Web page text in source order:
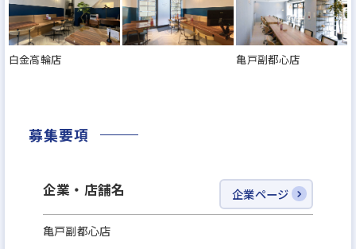
白金高輪店 亀戸副都心店
募集要項
企業・店舗名 企業ページ
亀戸副都心店